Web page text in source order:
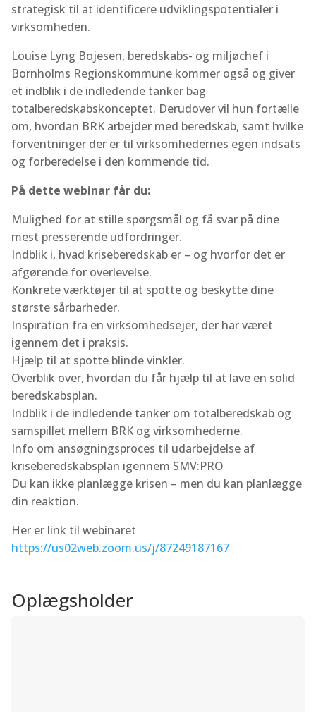
strategisk til at identificere udviklingspotentialer i
virksomheden.
Louise Lyng Bojesen, beredskabs- og miljøchef i
Bornholms Regionskommune kommer også og giver
et indblik i de indledende tanker bag
totalberedskabskonceptet. Derudover vil hun fortælle
om, hvordan BRK arbejder med beredskab, samt hvilke
forventninger der er til virksomhedernes egen indsats
og forberedelse i den kommende tid.
På dette webinar får du:
Mulighed for at stille spørgsmål og få svar på dine
mest presserende udfordringer.
Indblik i, hvad kriseberedskab er – og hvorfor det er
afgørende for overlevelse.
Konkrete værktøjer til at spotte og beskytte dine
største sårbarheder.
Inspiration fra en virksomhedsejer, der har været
igennem det i praksis.
Hjælp til at spotte blinde vinkler.
Overblik over, hvordan du får hjælp til at lave en solid
beredskabsplan.
Indblik i de indledende tanker om totalberedskab og
samspillet mellem BRK og virksomhederne.
Info om ansøgningsproces til udarbejdelse af
kriseberedskabsplan igennem SMV:PRO
Du kan ikke planlægge krisen – men du kan planlægge
din reaktion.
Her er link til webinaret
https://us02web.zoom.us/j/87249187167
Oplægsholder